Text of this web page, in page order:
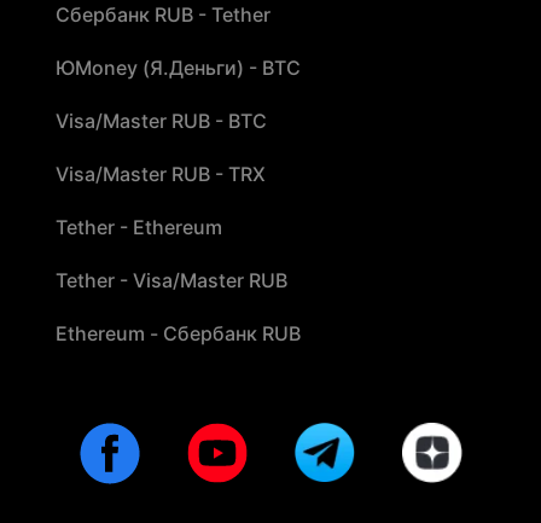
Сбербанк RUB - Tether
ЮMoney (Я.Деньги) - BTC
Visa/Master RUB - BTC
Visa/Master RUB - TRX
Tether - Ethereum
Tether - Visa/Master RUB
Ethereum - Сбербанк RUB